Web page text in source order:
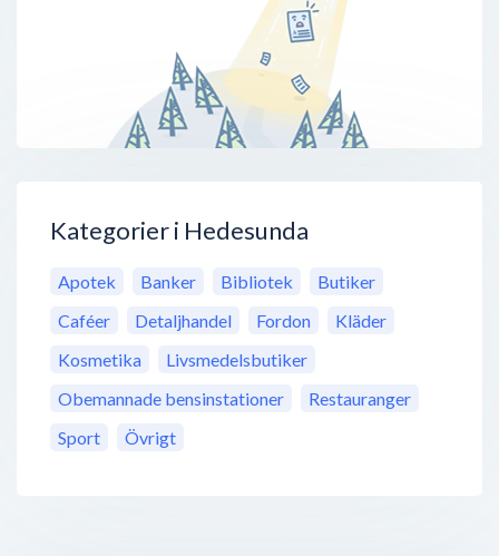
Kategorier i Hedesunda
Apotek Banker Bibliotek
Butiker
Caféer
Detaljhandel Fordon
Kläder
Kosmetika
Livsmedelsbutiker
Obemannade bensinstationer
Restauranger
Sport
Övrigt